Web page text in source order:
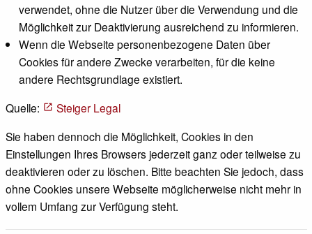
verwendet, ohne die Nutzer über die Verwendung und die
Möglichkeit zur Deaktivierung ausreichend zu informieren.
Wenn die Webseite personenbezogene Daten über
Cookies für andere Zwecke verarbeiten, für die keine
andere Rechtsgrundlage existiert.
Quelle:
Steiger Legal
Sie haben dennoch die Möglichkeit, Cookies in den
Einstellungen Ihres Browsers jederzeit ganz oder teilweise zu
deaktivieren oder zu löschen. Bitte beachten Sie jedoch, dass
ohne Cookies unsere Webseite möglicherweise nicht mehr in
vollem Umfang zur Verfügung steht.